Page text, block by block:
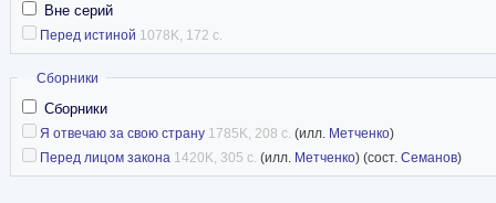
Вне серий
Перед истиной 1078K, 172 с.
Скрыть
Сборники
Сборники
Я отвечаю за свою страну 1785K, 208 с. (илл. Метченко)
Перед лицом закона 1420K, 305 с. (илл. Метченко) (сост. Семанов)